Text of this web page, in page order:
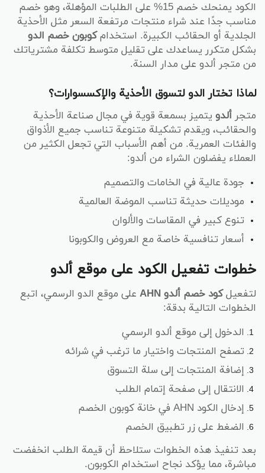
الكود يمنحك خصم 15% على الطلبات المؤهلة، وهو خصم
مناسب جدًا عند شراء منتجات مرتفعة السعر مثل الأحذية
الجلدية أو الحقائب الكبيرة. استخدامكوبون خصم الدو
بشكل متكرر يساعدك على تقليل متوسط تكلفة مشترياتك
من متجر ألدو على مدار السنة.
لماذا تختار الدو لتسوق الأحذية والإكسسوارات؟
متجر ألدو يتميز بسمعة قوية في مجال صناعة الأحذية
والحقائب، ويقدم تشكيلة متنوعة تناسب جميع الأذواق
والفئات العمرية. من أهم الأسباب التي تجعل الكثير من
العملاء يفضلون الشراء من ألدو:
جودة عالية في الخامات والتصميم
موديلات حديثة تناسب الموضة العالمية
تنوع كبير في المقاسات والألوان
أسعار تنافسية خاصة مع العروض والكوبونا
خطوات تفعيل الكود على موقع ألدو
لتفعيلكود خصم ألدو AHN
على موقع الدو الرسمي، اتبع
الخطوات التالية بدقة:
الدخول إلى موقع ألدو الرسمي
تصفح المنتجات واختيار ما ترغب في شرائه
إضافة المنتجات إلى سلة التسوق
الانتقال إلى صفحة إتمام الطلب
إدخال الكود AHN في خانة كوبون الخصم
الضغط على زر تطبيق الخصم
بعد تنفيذ هذه الخطوات ستلاحظ أن قيمة الطلب انخفضت
مباشرة، مما يؤكد نجاح استخدام الكوبون.